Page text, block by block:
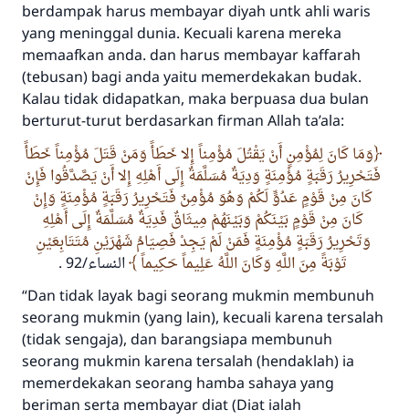
berdampak harus membayar diyah untk ahli waris
yang meninggal dunia. Kecuali karena mereka
memaafkan anda. dan harus membayar kaffarah
(tebusan) bagi anda yaitu memerdekakan budak.
Kalau tidak didapatkan, maka berpuasa dua bulan
berturut-turut berdasarkan firman Allah ta’ala:
وَمَا كَانَ لِمُؤْمِنٍ أَنْ يَقْتُلَ مُؤْمِناً إِلا خَطَأً وَمَنْ قَتَلَ مُؤْمِناً خَطَأً
فَتَحْرِيرُ رَقَبَةٍ مُؤْمِنَةٍ وَدِيَةٌ مُسَلَّمَةٌ إِلَى أَهْلِهِ إِلا أَنْ يَصَّدَّقُوا فَإِنْ
كَانَ مِنْ قَوْمٍ عَدُوٍّ لَكُمْ وَهُوَ مُؤْمِنٌ فَتَحْرِيرُ رَقَبَةٍ مُؤْمِنَةٍ وَإِنْ
كَانَ مِنْ قَوْمٍ بَيْنَكُمْ وَبَيْنَهُمْ مِيثَاقٌ فَدِيَةٌ مُسَلَّمَةٌ إِلَى أَهْلِهِ
وَتَحْرِيرُ رَقَبَةٍ مُؤْمِنَةٍ فَمَنْ لَمْ يَجِدْ فَصِيَامُ شَهْرَيْنِ مُتَتَابِعَيْنِ
تَوْبَةً مِنَ اللَّهِ وَكَانَ اللَّهُ عَلِيماً حَكِيماً
النساء/92
.
“Dan tidak layak bagi seorang mukmin membunuh
seorang mukmin (yang lain), kecuali karena tersalah
(tidak sengaja), dan barangsiapa membunuh
seorang mukmin karena tersalah (hendaklah) ia
memerdekakan seorang hamba sahaya yang
beriman serta membayar diat (Diat ialah
Jawaban no. 110845
menyelamatkan pernikahan.
Bantu kami dalam memberikan jawaban untuk umat
Rasulullah ﷺ bersabda
"Siapa yang menunjukkan suatu kebaikan,
meka dia akan mendapatkan pahala yang
sama dengan orang yang melakukannya"